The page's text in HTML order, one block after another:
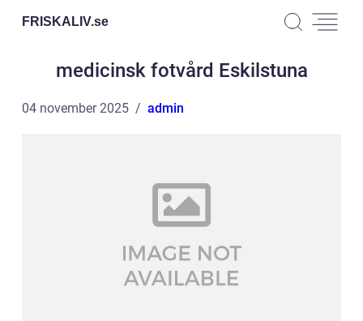
FRISKALIV.se
medicinsk fotvård Eskilstuna
04 november 2025 admin